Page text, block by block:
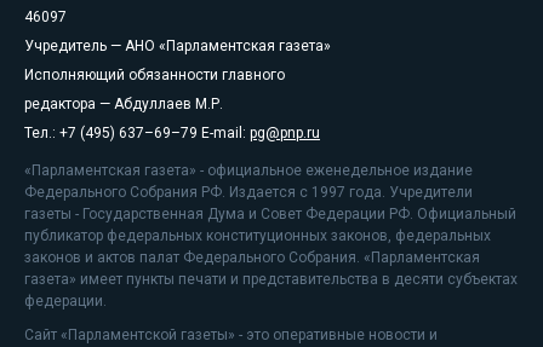
46097
Учредитель — АНО «Парламентская газета»
Исполняющий обязанности главного
редактора — Абдуллаев М.Р.
Тел.: +7 (495) 637–69–79 E-mail: pg@pnp.ru
«Парламентская газета» - официальное еженедельное издание
Федерального Собрания РФ. Издается с 1997 года. Учредители
газеты - Государственная Дума и Совет Федерации РФ. Официальный
публикатор федеральных конституционных законов, федеральных
законов и актов палат Федерального Собрания. «Парламентская
газета» имеет пункты печати и представительства в десяти субъектах
федерации.
Сайт «Парламентской газеты» - это оперативные новости и